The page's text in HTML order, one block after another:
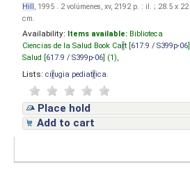
Hill, 1995 . 2 volúmenes, xv, 2192 p. : il. ; 28.5 x 22
cm.
Availability: Items available: Biblioteca
Ciencias de la Salud Book Cart [ 617.9 / S399p-06
Salud [ 617.9 / S399p-06 ] (1),
Lists: cirugia pediatrica
Place hold
Add to cart